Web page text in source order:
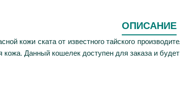
ОПИСАНИЕ
кожи ската от известного тайского
кожа. Данный кошелек доступен для заказа и